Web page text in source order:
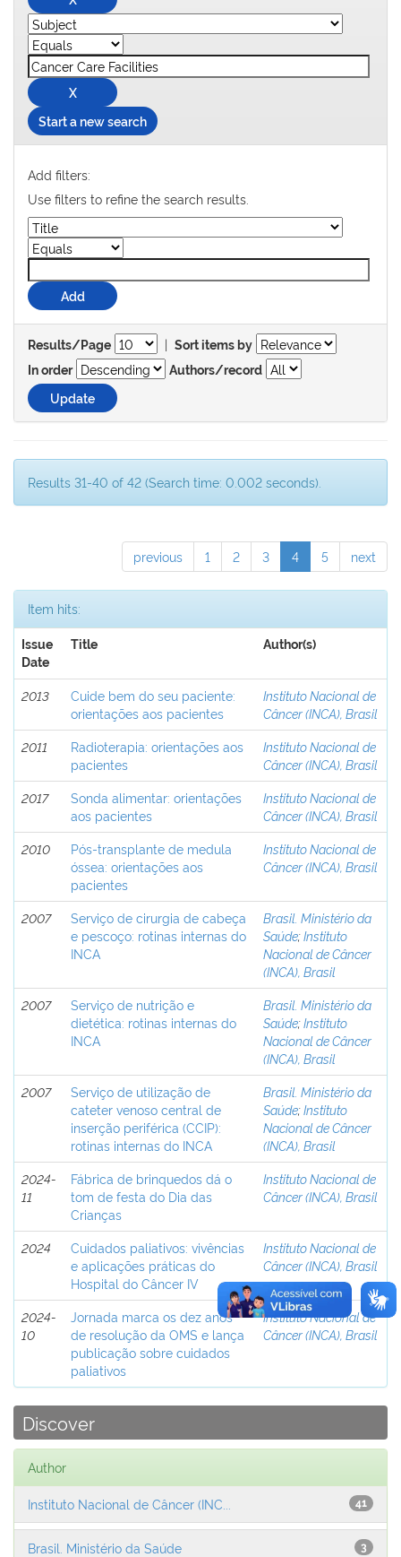
Start a new search
Add filters:
Use filters to refine the search results.
Results/Page | Sort items by
In order
Authors/record
Results 31-40 of 42 (Search time: 0.002 seconds).
previous 1 2 3 4 5 next
Item hits:
Issue
Date
Title Author(s)
2013
Cuide bem do seu paciente:
orientações aos pacientes
Instituto Nacional de
Câncer (INCA), Brasil
2011
Radioterapia: orientações aos
pacientes
Instituto Nacional de
Câncer (INCA), Brasil
2017
Sonda alimentar: orientações
aos pacientes
Instituto Nacional de
Câncer (INCA), Brasil
2010
Pós-transplante de medula
óssea: orientações aos
pacientes
Instituto Nacional de
Câncer (INCA), Brasil
2007
Serviço de cirurgia de cabeça
e pescoço: rotinas internas do
INCA
Brasil. Ministério da
Saúde;Instituto
Nacional de Câncer
(INCA), Brasil
2007
Serviço de nutrição e
dietética: rotinas internas do
INCA
Brasil. Ministério da
Saúde;Instituto
Nacional de Câncer
(INCA), Brasil
2007
Serviço de utilização de
cateter venoso central de
inserção periférica (CCIP):
rotinas internas do INCA
Brasil. Ministério da
Saúde;Instituto
Nacional de Câncer
(INCA), Brasil
2024-
11
Fábrica de brinquedos dá o
tom de festa do Dia das
Crianças
Instituto Nacional de
Câncer (INCA), Brasil
2024
Cuidados paliativos: vivências
e aplicações práticas do
Hospital do Câncer IV
Instituto Nacional de
Câncer (INCA), Brasil
2024-
10
Jornada marca os dez anos
de resolução da OMS e lança
publicação sobre cuidados
paliativos
Instituto Nacional de
Câncer (INCA), Brasil
Discover
Author
41
Instituto Nacional de Câncer (INC...
3
Brasil. Ministério da Saúde